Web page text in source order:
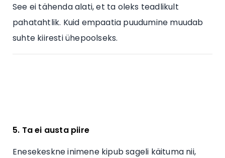
See ei tähenda alati, et ta oleks teadlikult
pahatahtlik. Kuid empaatia puudumine muudab
suhte kiiresti ühepoolseks.
5. Ta ei austa piire
Enesekeskne inimene kipub sageli käituma nii,